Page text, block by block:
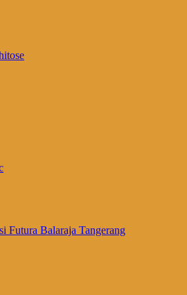
Futura Balaraja Tangerang